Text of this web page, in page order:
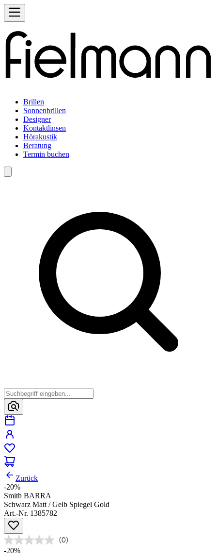
Brillen
Sonnenbrillen
Designer
Kontaktlinsen
Hörakustik
Beratung
Termin buchen
Zurück
-20%
Smith BARRA
Schwarz Matt / Gelb Spiegel Gold
Art.-Nr. 1385782
(0)
-20%